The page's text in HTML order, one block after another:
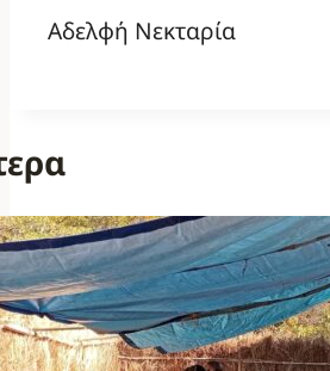
Αδελφή Νεκταρία